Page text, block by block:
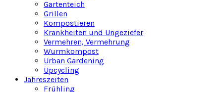
Gartenteich
Grillen
Kompostieren
Krankheiten und Ungeziefer
Vermehren, Vermehrung
Wurmkompost
Urban Gardening
Upcycling
Jahreszeiten
Frühling